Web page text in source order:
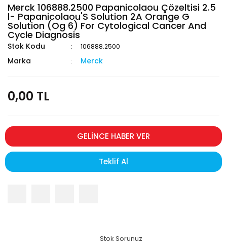
Merck 106888.2500 Papanicolaou Çözeltisi 2.5
l- Papanicolaou'S Solution 2A Orange G
Solution (Og 6) For Cytological Cancer And
Cycle Diagnosis
Stok Kodu 106888.2500
Marka Merck
0,00 TL
GELİNCE HABER VER
Teklif Al
Stok Sorunuz